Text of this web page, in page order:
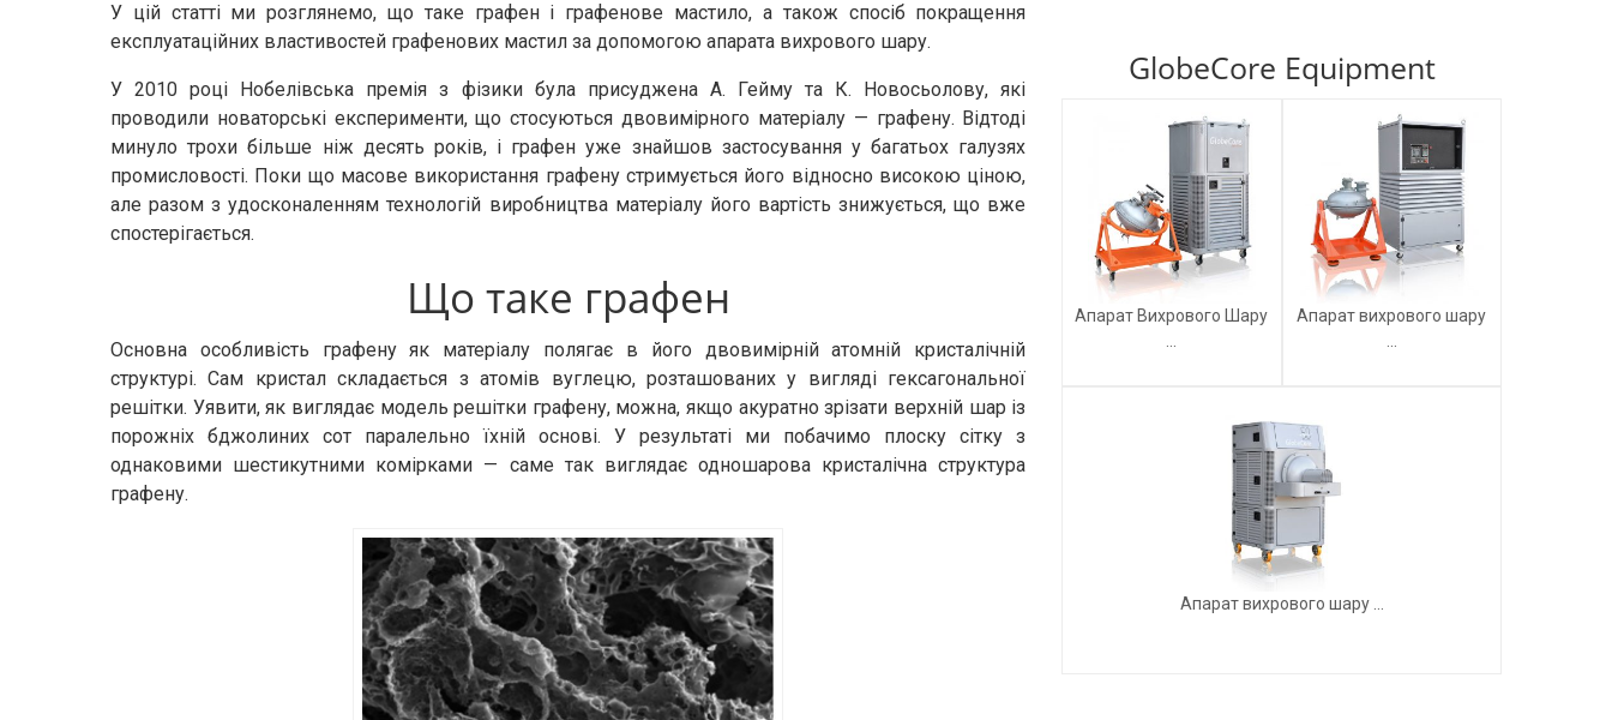
У цій статті ми розглянемо, що таке графен і графенове мастило, а також спосіб покращення
експлуатаційних властивостей графенових мастил за допомогою апарата вихрового шару.
У 2010 році Нобелівська премія з фізики була присуджена А. Гейму та К. Новосьолову, які
проводили новаторські експерименти, що стосуються двовимірного матеріалу — графену. Відтоді
минуло трохи більше ніж десять років, і графен уже знайшов застосування у багатьох галузях
промисловості. Поки що масове використання графену стримується його відносно високою ціною,
але разом з удосконаленням технологій виробництва матеріалу його вартість знижується, що вже
спостерігається.
Що таке графен
Основна особливість графену як матеріалу полягає в його двовимірній атомній кристалічній
структурі. Сам кристал складається з атомів вуглецю, розташованих у вигляді гексагональної
решітки. Уявити, як виглядає модель решітки графену, можна, якщо акуратно зрізати верхній шар із
порожніх бджолиних сот паралельно їхній основі. У результаті ми побачимо плоску сітку з
однаковими шестикутними комірками — саме так виглядає одношарова кристалічна структура
графену.
GlobeCore Equipment
Апарат Вихрового Шару
Апарат вихрового шару
Апарат вихрового шару ...